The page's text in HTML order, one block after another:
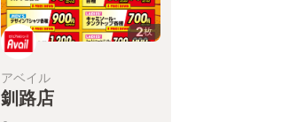
2枚
アベイル
釧路店